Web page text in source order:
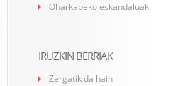
Oharkabeko eskandaluak
IRUZKIN BERRIAK
Zergatik da hain